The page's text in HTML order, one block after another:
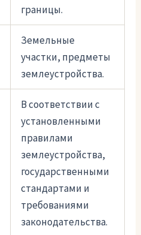
границы.
Земельные
участки, предметы
землеустройства.
В соответствии с
установленными
правилами
землеустройства,
государственными
стандартами и
требованиями
законодательства.